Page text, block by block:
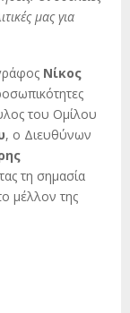
μας για
Νίκος
του Ομίλου
, ο Διευθύνων
τη σημασία
μέλλον της